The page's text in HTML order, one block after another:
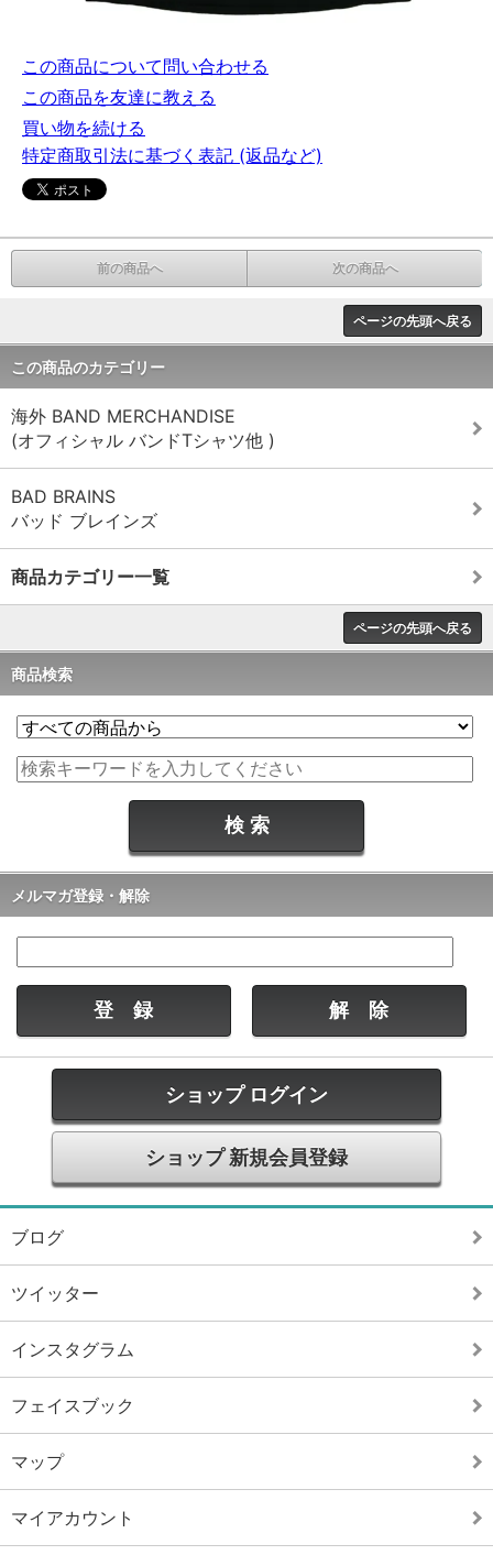
この商品について問い合わせる
この商品を友達に教える
買い物を続ける
特定商取引法に基づく表記 (返品など)
前の商品へ 次の商品へ
ページの先頭へ戻る
この商品のカテゴリー
海外 BAND MERCHANDISE
(オフィシャル バンドTシャツ他 )
BAD BRAINS
バッド ブレインズ
商品カテゴリー一覧
ページの先頭へ戻る
商品検索
メルマガ登録・解除
ショップ ログイン
ショップ 新規会員登録
ブログ
ツイッター
インスタグラム
フェイスブック
マップ
マイアカウント